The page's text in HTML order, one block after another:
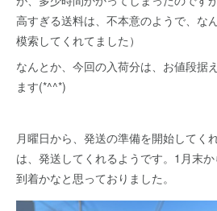
高すぎる送料は、不本意のようで、な
模索してくれてました）
なんとか、今回の入荷分は、お値段据
ます(*^^*)
月曜日から、発送の準備を開始してく
は、発送してくれるようです。1月末
到着かなと思っておりました。